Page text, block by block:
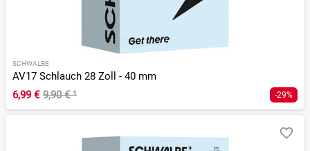
SCHWALBE
AV17 Schlauch 28 Zoll - 40 mm
6,99 € 9,90 €¹ -29%